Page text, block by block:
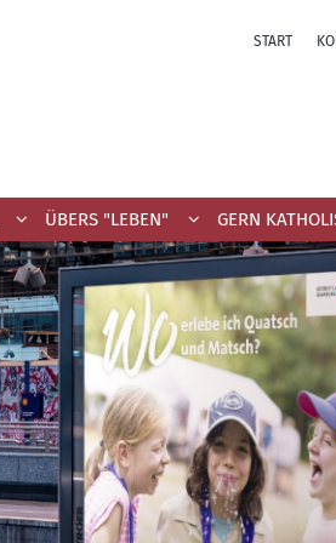
START
ÜBERS "LEBEN" GERN